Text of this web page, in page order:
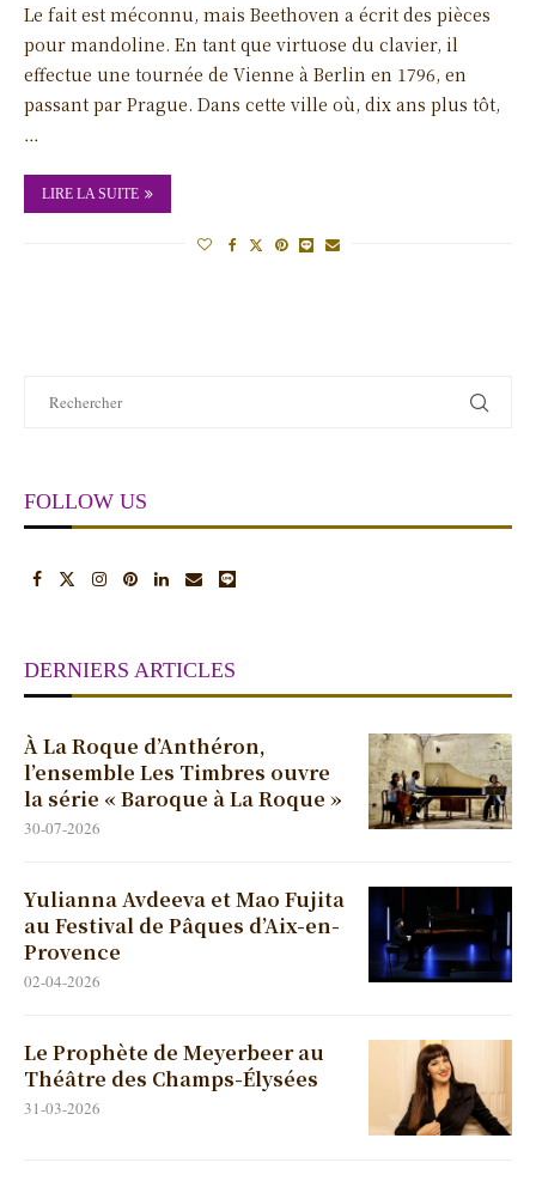
Le fait est méconnu, mais Beethoven a écrit des pièces
pour mandoline. En tant que virtuose du clavier, il
effectue une tournée de Vienne à Berlin en 1796, en
passant par Prague. Dans cette ville où, dix ans plus tôt,
…
LIRE LA SUITE
FOLLOW US
DERNIERS ARTICLES
À La Roque d’Anthéron,
l’ensemble Les Timbres ouvre
la série « Baroque à La Roque »
30-07-2026
Yulianna Avdeeva et Mao Fujita
au Festival de Pâques d’Aix-en-
Provence
02-04-2026
Le Prophète de Meyerbeer au
Théâtre des Champs-Élysées
31-03-2026